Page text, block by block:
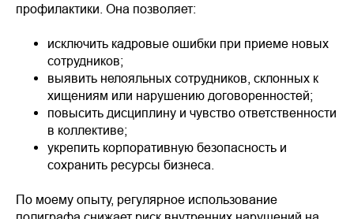
профилактики. Она позволяет:
исключить кадровые ошибки при приеме новых
сотрудников;
выявить нелояльных сотрудников, склонных к
хищениям или нарушению договоренностей;
повысить дисциплину и чувство ответственности
в коллективе;
укрепить корпоративную безопасность и
сохранить ресурсы бизнеса.
По моему опыту, регулярное использование